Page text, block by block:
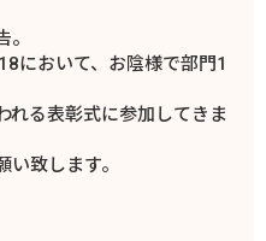
において、お陰様で部門1
れる表彰式に参加してきま
致します。